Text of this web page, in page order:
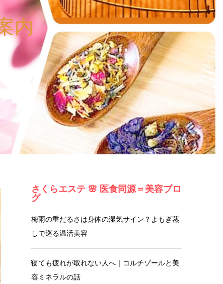
テ
（奈
良
声
ステ
ティ
シャ
ン・
セラ
ト
ご案
内
🍀 in Nara
Japan 🦌
内
さくらエステ 🌸 医食同源＝美容ブロ
グ
梅雨の重だるさは身体の湿気サイン？よもぎ蒸
しで巡る温活美容
寝ても疲れが取れない人へ｜コルチゾールと美
容ミネラルの話